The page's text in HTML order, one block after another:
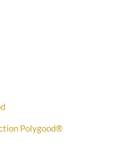
Polygood®